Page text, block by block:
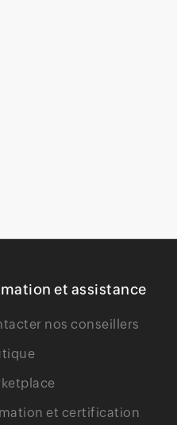
et assistance
nos conseillers
et certification